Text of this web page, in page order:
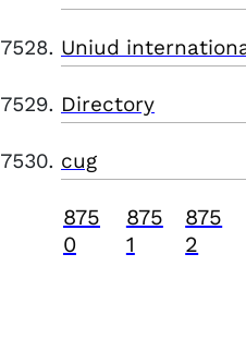
Uniud
Directory
cug
875
0
875
1
875
2